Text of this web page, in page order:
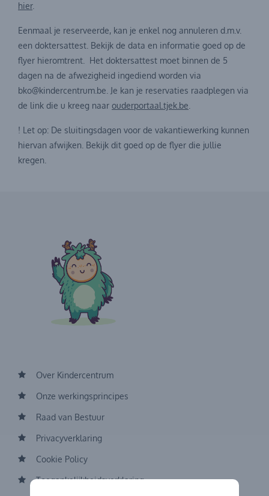
hier.
Eenmaal je reserveerde, kan je enkel nog annuleren d.m.v.
een doktersattest. Bekijk de data en informatie goed op de
flyer hieromtrent. Het doktersattest moet binnen de 5
dagen na de afwezigheid ingediend worden via
bko@kindercentrum.be. Je kan je reservaties raadplegen via
de link die u kreeg naar ouderportaal.tjek.be
! Let op: De sluitingsdagen voor de vakantiewerking kunnen
hiervan afwijken. Bekijk dit goed op de flyer die jullie
kregen.
Over Kindercentrum
Onze werkingsprincipes
Raad van Bestuur
Privacyverklaring
Cookie Policy
Toegankelijkheidsverklaring